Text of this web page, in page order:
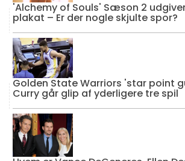
'Alchemy of Souls' Sæson 2
plakat – Er der nogle skjulte spor?
Golden State Warriors 'star point
Curry går glip af yderligere tre spil